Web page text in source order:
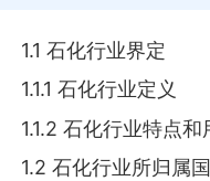
1.1 石化行业界定
1.1.1 石化行业定义
1.1.2 石化行业特点和
1.2 石化行业所归属